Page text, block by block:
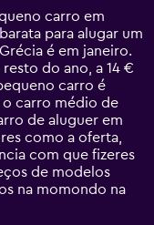
carro em
para alugar um
é em janeiro.
do ano, a 14 €
carro é
o carro médio de
de aluguer em
como a oferta,
com que fizeres
de modelos
na momondo na